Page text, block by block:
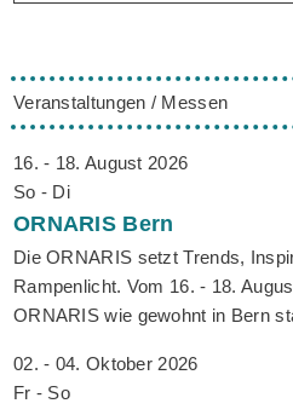
Veranstaltungen / Messen
16. - 18. August 2026
So - Di
ORNARIS Bern
Die ORNARIS setzt Trends,
Rampenlicht. Vom 16. - 18.
ORNARIS wie gewohnt in Bern
02. - 04. Oktober 2026
Fr - So